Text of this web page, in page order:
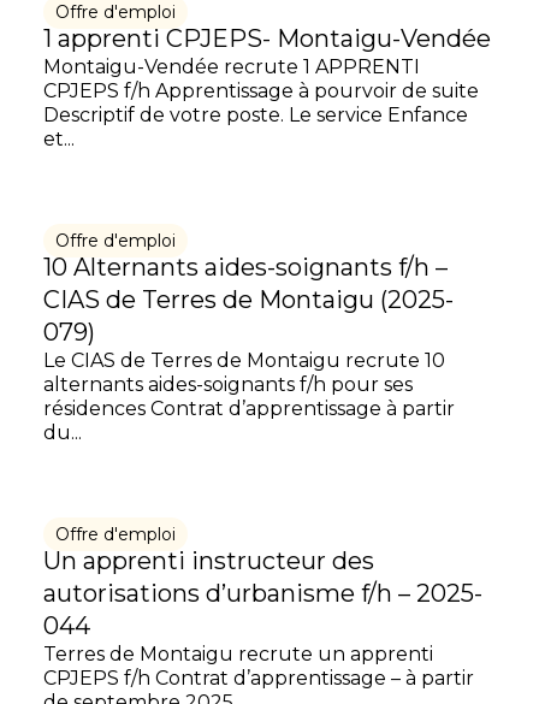
Offre d'emploi
1 apprenti CPJEPS- Montaigu-Vendée
Montaigu-Vendée recrute 1 APPRENTI
CPJEPS f/h Apprentissage à pourvoir de suite
Descriptif de votre poste. Le service Enfance
et...
Offre d'emploi
10 Alternants aides-soignants f/h –
CIAS de Terres de Montaigu (2025-
079)
Le CIAS de Terres de Montaigu recrute 10
alternants aides-soignants f/h pour ses
résidences Contrat d’apprentissage à partir
du...
Offre d'emploi
Un apprenti instructeur des
autorisations d’urbanisme f/h – 2025-
044
Terres de Montaigu recrute un apprenti
CPJEPS f/h Contrat d’apprentissage – à partir